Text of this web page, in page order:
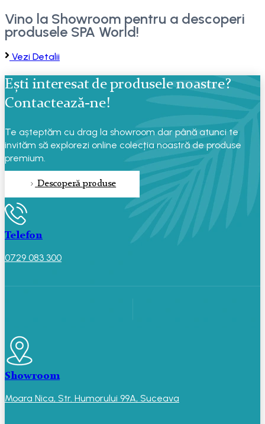
Vino la Showroom pentru a descoperi
produsele SPA World!
Vezi Detalii
Ești interesat de produsele noastre?
Contactează-ne!
Te așteptăm cu drag la showroom dar până atunci te
invităm să explorezi online colecția noastră de produse
premium.
Descoperă produse
Telefon
0729 083 300‬‬
Showroom
Moara Nica, Str. Humorului 99A, Suceava